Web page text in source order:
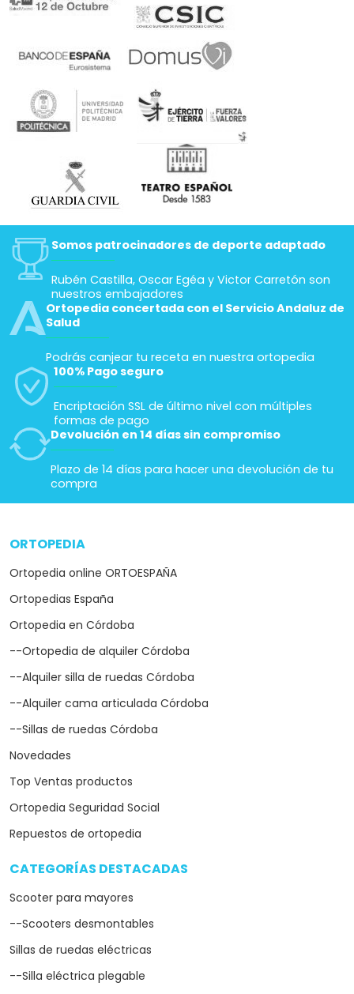
Somos patrocinadores de deporte adaptado
Rubén Castilla, Oscar Egéa y Victor Carretón son
nuestros embajadores
Ortopedia concertada con el Servicio Andaluz de
Salud
Podrás canjear tu receta en nuestra ortopedia
100% Pago seguro
Encriptación SSL de último nivel con múltiples
formas de pago
Devolución en 14 días sin compromiso
Plazo de 14 días para hacer una devolución de tu
compra
ORTOPEDIA
Ortopedia online ORTOESPAÑA
Ortopedias España
Ortopedia en Córdoba
--Ortopedia de alquiler Córdoba
--Alquiler silla de ruedas Córdoba
--Alquiler cama articulada Córdoba
--Sillas de ruedas Córdoba
Novedades
Top Ventas productos
Ortopedia Seguridad Social
Repuestos de ortopedia
CATEGORÍAS DESTACADAS
Scooter para mayores
--Scooters desmontables
Sillas de ruedas eléctricas
--Silla eléctrica plegable